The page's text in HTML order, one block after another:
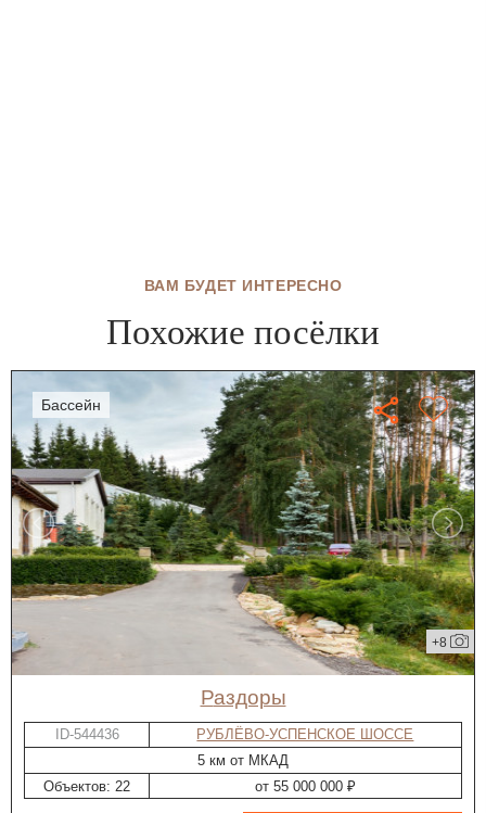
ВАМ БУДЕТ ИНТЕРЕСНО
Похожие посёлки
бассейн
+8
Раздоры
ID-544436
РУБЛЁВО-УСПЕНСКОЕ ШОССЕ
5 км от МКАД
Объектов: 22
от 55 000 000 ₽